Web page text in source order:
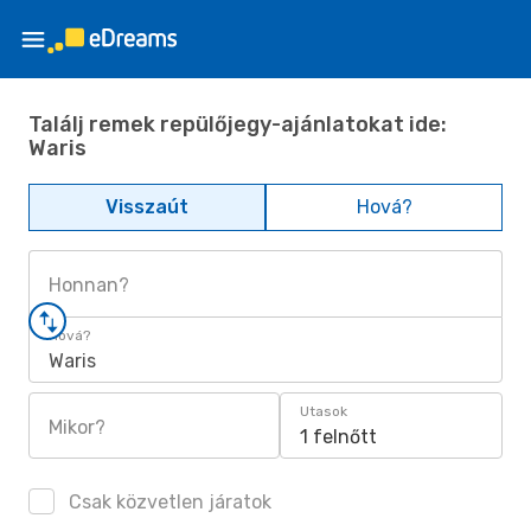
Találj remek repülőjegy-ajánlatokat ide:
Waris
Visszaút Hová?
Honnan?
Hová?
Waris
Mikor?
Utasok
1 felnőtt
Csak közvetlen járatok